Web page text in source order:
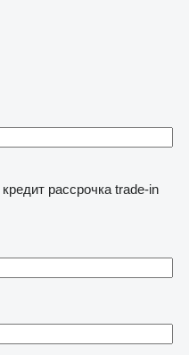
кредит рассрочка trade-in